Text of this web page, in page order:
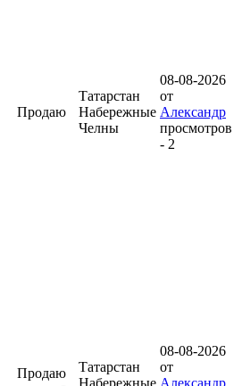
Продаю
Татарстан
Набережные
Челны
08-08-2026
от
Александр
просмотров
- 2
Продаю
Татарстан
Набережные
08-08-2026
от
Александр